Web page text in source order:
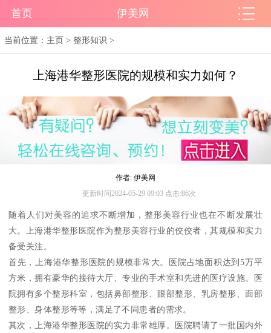
首页 伊美网
当前位置： 主页 >整形知识 >
上海港华整形医院的规模和实力如何？
作者: 伊美网
更新时间2024-05-29 09:03 点击:86次
随着人们对美容的追求不断增加，整形美容行业也在不断发展壮
大。上海港华整形医院作为整形美容行业的佼佼者，其规模和实力
备受关注。
首先，上海港华整形医院的规模非常大。医院占地面积达到5万平
方米，拥有豪华的接待大厅、专业的手术室和先进的医疗设施。医
院拥有多个整形科室，包括鼻部整形、眼部整形、乳房整形、面部
整形、身体整形等等，满足了不同患者的需求。
其次，上海港华整形医院的实力非常雄厚。医院聘请了一批国内外